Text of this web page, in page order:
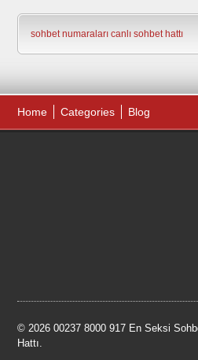
sohbet numaraları canlı sohbet hattı
Home Categories Blog
© 2026 00237 8000 917 En Seksi
Hattı.